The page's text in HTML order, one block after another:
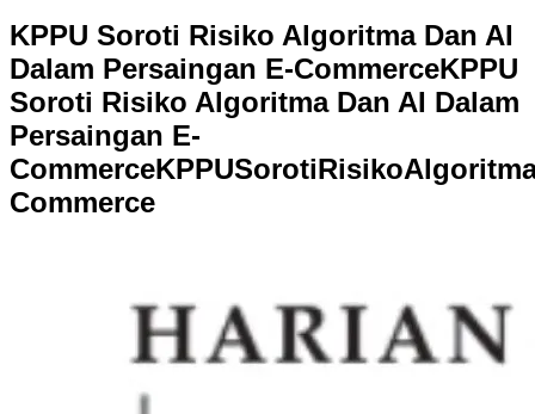
KPPU Soroti Risiko Algoritma Dan AI
Dalam Persaingan E-CommerceKPPU
Soroti Risiko Algoritma Dan AI Dalam
Persaingan E-
CommerceKPPUSorotiRisikoAlgoritm
Commerce